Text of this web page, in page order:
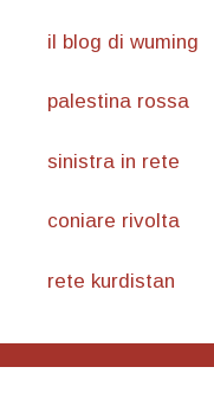
il blog di wuming
palestina rossa
sinistra in rete
coniare rivolta
rete kurdistan